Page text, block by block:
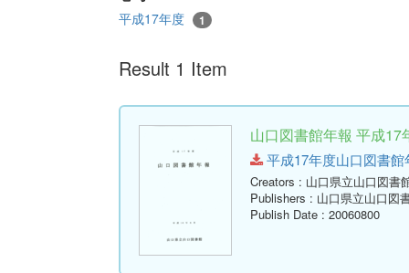
平成17年度 1
Result 1 Item
山口図書館年報 平成17
平成17年度山口図書館
Creators : 山口県立山口図書
Publishers : 山口県立山口図
Publish Date : 20060800